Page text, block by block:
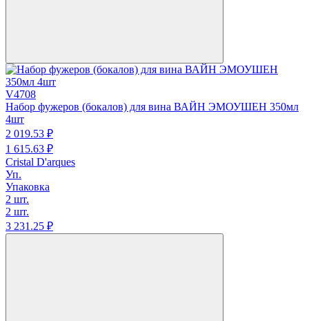
V4708
Набор фужеров (бокалов) для вина ВАЙН ЭМОУШЕН 350мл
4шт
2 019.53 ₽
1 615.63 ₽
Cristal D'arques
Уп.
Упаковка
2 шт.
2 шт.
3 231.25 ₽